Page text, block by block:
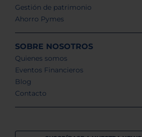
Gestión de patrimonio
Ahorro Pymes
SOBRE NOSOTROS
Quienes somos
Eventos Financieros
Blog
Contacto